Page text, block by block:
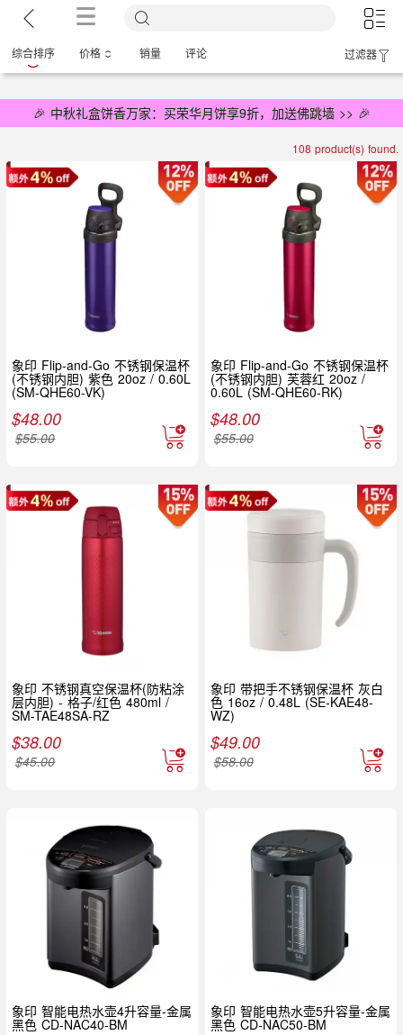
综合排序 价格 销量 评论 过滤器
🎉 中秋礼盒饼香万家：买荣华月饼享9折，加送佛跳墙 >> 🎉
108 product(s) found.
象印 Flip-and-Go 不锈钢保温杯
(不锈钢内胆) 紫色 20oz / 0.60L
(SM-QHE60-VK)
$48.00
$55.00
象印 Flip-and-Go 不锈钢保温杯
(不锈钢内胆) 芙蓉红 20oz /
0.60L (SM-QHE60-RK)
$48.00
$55.00
象印 不锈钢真空保温杯(防粘涂
层内胆) - 格子/红色 480ml /
SM-TAE48SA-RZ
$38.00
$45.00
象印 带把手不锈钢保温杯 灰白
色 16oz / 0.48L (SE-KAE48-
WZ)
$49.00
$58.00
象印 智能电热水壶4升容量-金属
黑色 CD-NAC40-BM
象印 智能电热水壶5升容量-金属
黑色 CD-NAC50-BM